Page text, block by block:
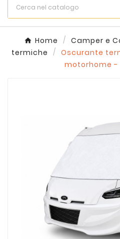
Home Camper e
termiche
Oscurante
motorhome -